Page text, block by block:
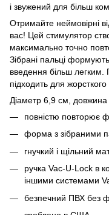
і звужений для більш
Отримайте неймовірні
вас! Цей стимулятор
максимально точно
Зібрані пальці
введення більш легким.
підходить для
Діаметр 6,9 см, довжина
повністю повторює
форма з зібраними
гнучкий і щільний
ручка Vac-U-Lock в
іншими системами
безпечний ПВХ без